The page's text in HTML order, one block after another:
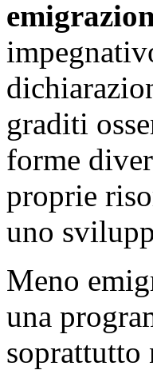
graditi
forme
proprie
uno
Meno
una
soprattutto